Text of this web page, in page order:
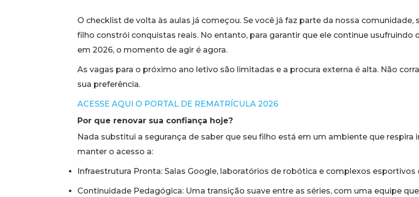
O checklist de volta às aulas já começou. Se você já faz parte da nossa comunidade,
filho constrói conquistas reais. No entanto, para garantir que ele continue usufruindo
em 2026, o momento de agir é agora.
As vagas para o próximo ano letivo são limitadas e a procura externa é alta. Não
sua preferência.
ACESSE AQUI O PORTAL DE REMATRÍCULA 2026
Por que renovar sua confiança hoje?
Nada substitui a segurança de saber que seu filho está em um ambiente que respira
manter o acesso a:
Infraestrutura Pronta: Salas Google, laboratórios de robótica e complexos esportivos
Continuidade Pedagógica: Uma transição suave entre as séries, com uma equipe